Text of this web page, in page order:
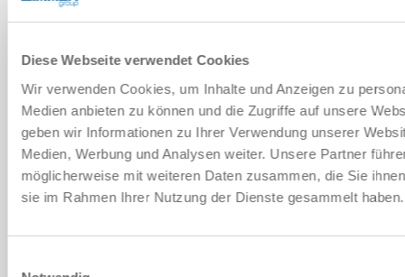
Diese Webseite verwendet Cookies
Wir verwenden Cookies, um Inhalte und Anzeigen zu
Medien anbieten zu können und die Zugriffe auf unsere
geben wir Informationen zu Ihrer Verwendung unserer
Medien, Werbung und Analysen weiter. Unsere Partner
möglicherweise mit weiteren Daten zusammen, die Sie
sie im Rahmen Ihrer Nutzung der Dienste gesammelt
Ersatzteilstückliste
Herunterladen
Montage- und Betriebsanleitung
Herunterladen